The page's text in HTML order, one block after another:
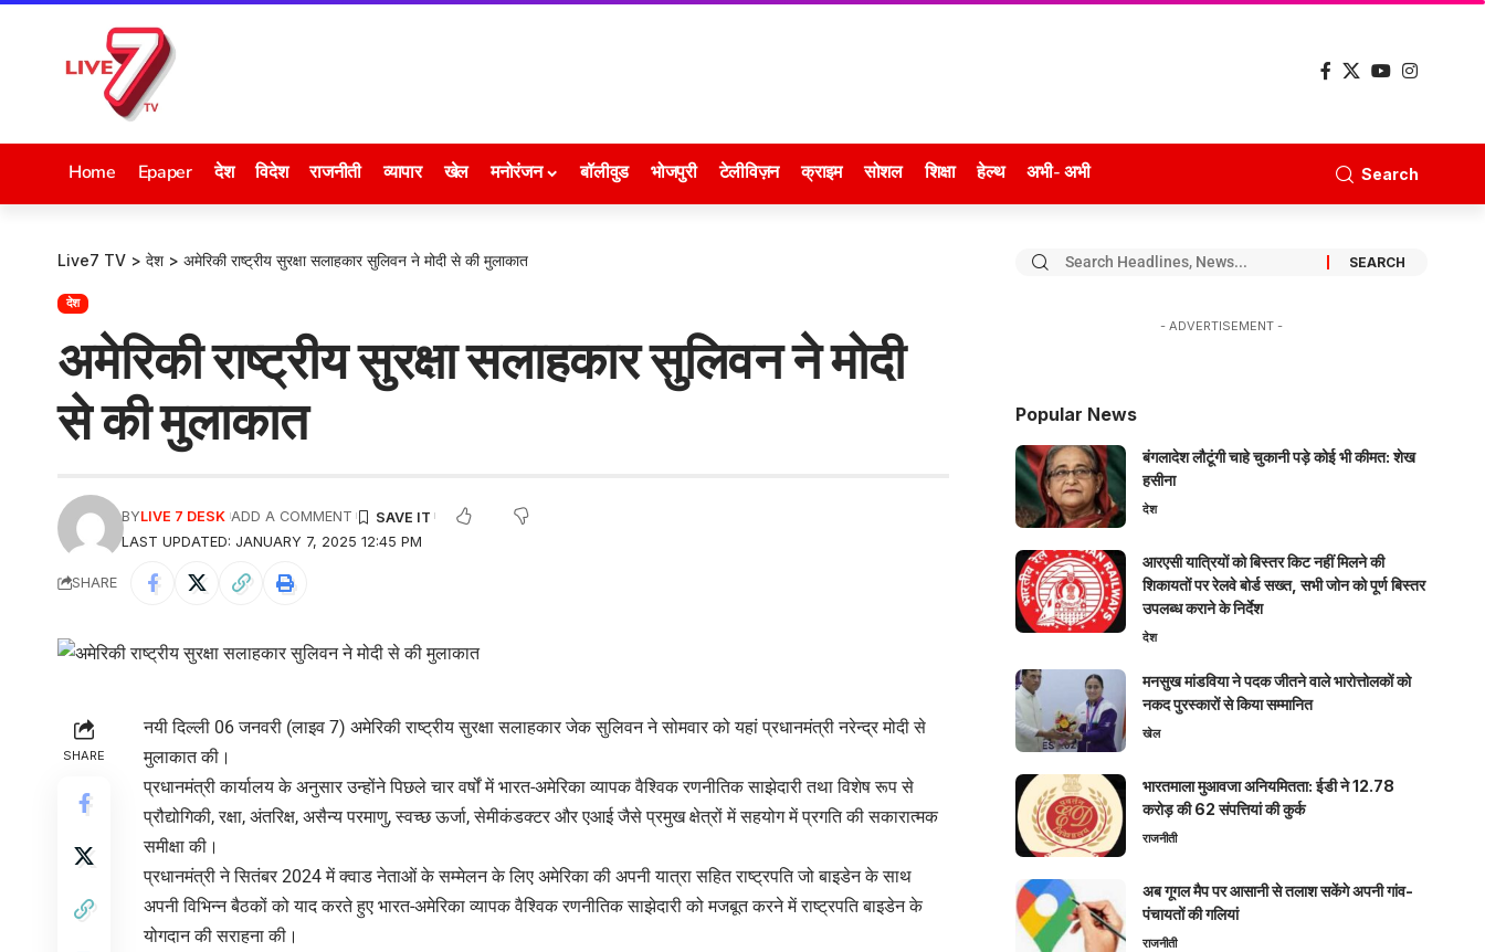
Home Epaper देश विदेश राजनीती व्यापार खेल मनोरंजन बॉलीवुड भोजपुरी टेलीविज़न क्राइम सोशल शिक्षा हेल्थ अभी- अभी Search
Live7 TV > देश > अमेरिकी राष्ट्रीय सुरक्षा सलाहकार सुलिवन ने मोदी से की मुलाकात
देश
अमेरिकी राष्ट्रीय सुरक्षा सलाहकार सुलिवन ने मोदी
से की मुलाकात
LAST UPDATED: JANUARY 7, 2025 12:45 PM
BYLIVE 7 DESK ADD A COMMENT
SHARE
SHARE
नयी दिल्ली 06 जनवरी (लाइव 7) अमेरिकी राष्ट्रीय सुरक्षा सलाहकार जेक सुलिवन ने सोमवार को यहां प्रधानमंत्री नरेन्द्र मोदी से
मुलाकात की।
प्रधानमंत्री कार्यालय के अनुसार उन्होंने पिछले चार वर्षों में भारत-अमेरिका व्यापक वैश्विक रणनीतिक साझेदारी तथा विशेष रूप से
प्रौद्योगिकी, रक्षा, अंतरिक्ष, असैन्य परमाणु, स्वच्छ ऊर्जा, सेमीकंडक्टर और एआई जैसे प्रमुख क्षेत्रों में सहयोग में प्रगति की सकारात्मक
समीक्षा की।
प्रधानमंत्री ने सितंबर 2024 में क्वाड नेताओं के सम्मेलन के लिए अमेरिका की अपनी यात्रा सहित राष्ट्रपति जो बाइडेन के साथ
अपनी विभिन्न बैठकों को याद करते हुए भारत-अमेरिका व्यापक वैश्विक रणनीतिक साझेदारी को मजबूत करने में राष्ट्रपति बाइडेन के
योगदान की सराहना की।
- ADVERTISEMENT -
Popular News
बंगलादेश लौटूंगी चाहे चुकानी पड़े कोई भी कीमत: शेख
हसीना
देश
आरएसी यात्रियों को बिस्तर किट नहीं मिलने की
शिकायतों पर रेलवे बोर्ड सख्त, सभी जोन को पूर्ण बिस्तर
उपलब्ध कराने के निर्देश
देश
मनसुख मांडविया ने पदक जीतने वाले भारोत्तोलकों को
नकद पुरस्कारों से किया सम्मानित
खेल
भारतमाला मुआवजा अनियमितता: ईडी ने 12.78
करोड़ की 62 संपत्तियां की कुर्क
राजनीती
अब गूगल मैप पर आसानी से तलाश सकेंगे अपनी गांव-
पंचायतों की गलियां
राजनीती